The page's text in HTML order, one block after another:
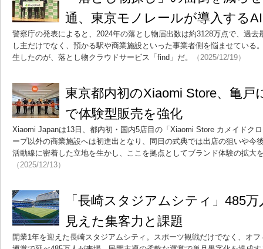
通、東京モノレールが導入する
警察庁の発表によると、2024年の落とし物届出数は約3128万点で、過
し主だけでなく、預かる駅や商業施設といった事業者側を悩ませている
生したのが、落とし物クラウドサービス「find」だ。
（2025/12/19）
東京都内初のXiaomi Store、亀
で体験型販売を強化
Xiaomi Japanは13日、都内初・国内5店目の「Xiaomi Store カメイドク
ープ以外の商業施設へは初進出となり、同日の式典では出店の狙いや今
活動線に密着した立地を生かし、ここを拠点としてブランド体験の拡大
（2025/12/13）
「長崎スタジアムシティ」485
見えた集客力と課題
開業1年を迎えた長崎スタジアムシティ。スポーツ観戦だけでなく、オ